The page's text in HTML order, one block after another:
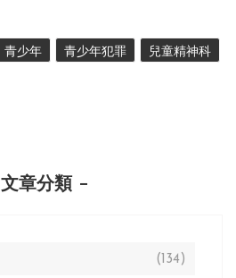
青少年 青少年犯罪 兒童精神科
文章分類
(134)